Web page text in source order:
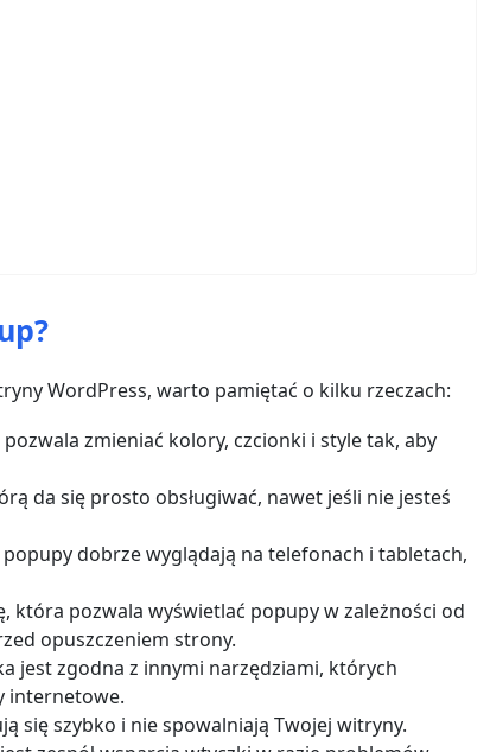
WordPress, warto pamiętać o kilku rzeczach:
zmieniać kolory, czcionki i style tak, aby
da się prosto obsługiwać, nawet jeśli nie jesteś
popupy dobrze wyglądają na telefonach i tabletach,
która pozwala wyświetlać popupy w zależności od
opuszczeniem strony.
jest zgodna z innymi narzędziami, których
internetowe.
się szybko i nie spowalniają Twojej witryny.